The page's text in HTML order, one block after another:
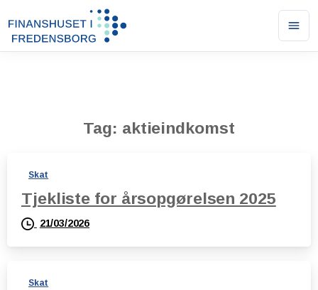
Tag: aktieindkomst
Skat
Tjekliste for årsopgørelsen 2025
21/03/2026
Skat